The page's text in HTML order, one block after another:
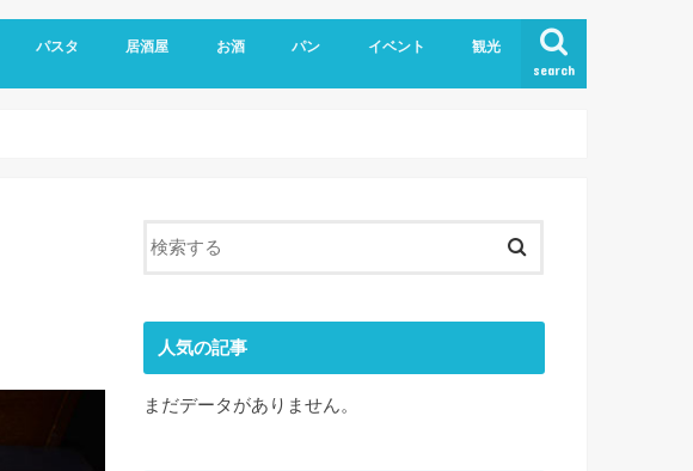
search
パスタ 居酒屋 お酒 パン イベント 観光
人気の記事
まだデータがありません。